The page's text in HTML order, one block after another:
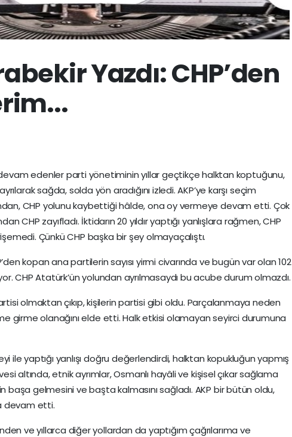
Yazdı: CHP’den
edenler parti yönetiminin yıllar geçtikçe halktan koptuğunu,
sağda, solda yön aradığını izledi. AKP’ye karşı seçim
CHP yolunu kaybettiği hâlde, ona oy vermeye devam etti. Çok
CHP zayıfladı. İktidarın 20 yıldır yaptığı yanlışlara rağmen, CHP
Çünkü CHP başka bir şey olmayaçalıştı.
kopan ana partilerin sayısı yirmi civarında ve bugün var olan 102
CHP Atatürk’ün yolundan ayrılmasaydı bu acube durum olmazdı.
olmaktan çıkıp, kişilerin partisi gibi oldu. Parçalanmaya neden
girme olanağını elde etti. Halk etkisi olamayan seyirci durumuna
ile yaptığı yanlışı doğru değerlendirdi, halktan kopukluğun yapmış
altında, etnik ayrımlar, Osmanlı hayâli ve kişisel çıkar sağlama
başa gelmesini ve başta kalmasını sağladı. AKP bir bütün oldu,
devam etti.
ve yıllarca diğer yollardan da yaptığım çağrılarıma ve